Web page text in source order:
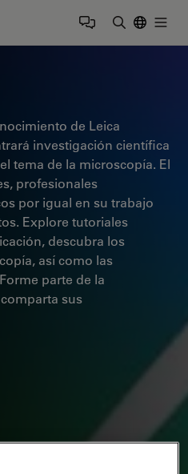
de Leica
investigación científica
tema de la microscopía. El
profesionales
por igual en su trabajo
Explore tutoriales
descubra los
así como las
parte de la
sus